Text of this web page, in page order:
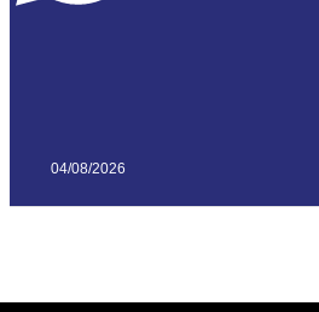
04/08/2026